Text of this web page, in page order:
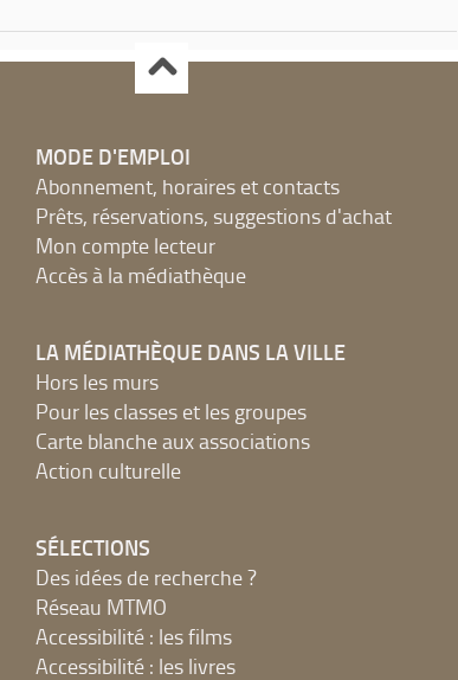
MODE D'EMPLOI
Abonnement, horaires et contacts
Prêts, réservations, suggestions d'achat
Mon compte lecteur
Accès à la médiathèque
LA MÉDIATHÈQUE DANS LA VILLE
Hors les murs
Pour les classes et les groupes
Carte blanche aux associations
Action culturelle
SÉLECTIONS
Des idées de recherche ?
Réseau MTMO
Accessibilité : les films
Accessibilité : les livres